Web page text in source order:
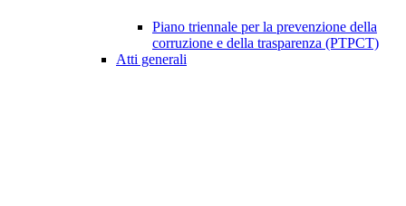
Piano triennale per la prevenzione della
corruzione e della trasparenza (PTPCT)
Atti generali